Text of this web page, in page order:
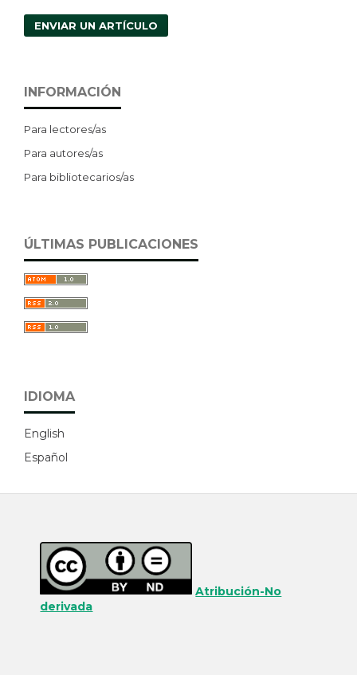
ENVIAR UN ARTÍCULO
INFORMACIÓN
Para lectores/as
Para autores/as
Para bibliotecarios/as
ÚLTIMAS PUBLICACIONES
IDIOMA
English
Español
Atribución-No
derivada